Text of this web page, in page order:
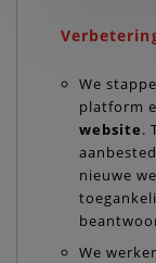
We
platform
website.
nieuwe
We